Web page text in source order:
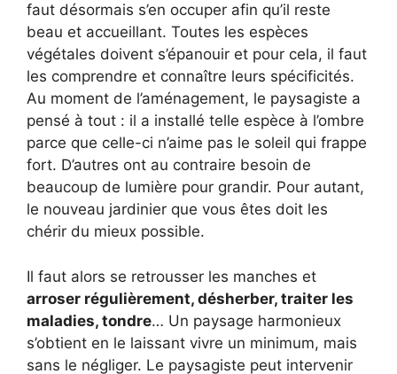
faut désormais s’en occuper afin qu’il reste
beau et accueillant. Toutes les espèces
végétales doivent s’épanouir et pour cela, il faut
les comprendre et connaître leurs spécificités.
Au moment de l’aménagement, le paysagiste a
pensé à tout : il a installé telle espèce à l’ombre
parce que celle-ci n’aime pas le soleil qui frappe
fort. D’autres ont au contraire besoin de
beaucoup de lumière pour grandir. Pour autant,
le nouveau jardinier que vous êtes doit les
chérir du mieux possible.
Il faut alors se retrousser les manches et
arroser régulièrement, désherber, traiter les
maladies, tondre… Un paysage harmonieux
s’obtient en le laissant vivre un minimum, mais
sans le négliger. Le paysagiste peut intervenir